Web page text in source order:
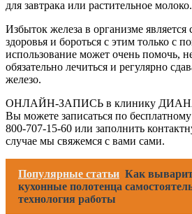
для завтрака или растительное молоко.
Избыток железа в организме
здоровья и бороться с этим только с
использование может очень помочь,
обязательно лечиться и регулярно
железо.
ОНЛАЙН-ЗАПИСЬ в клинику
Вы можете записаться по
800-707-15-60 или заполнить
случае мы свяжемся с вами сами.
Популярные статьи Как
кухонные полотенца
технология работы